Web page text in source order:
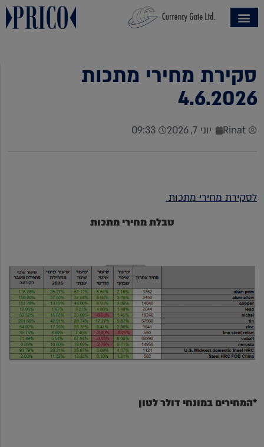
סקירת מחירי מתכות
4.6.2026
Rinat יוני 7, 2026 09:33
לסקירת מחירי מתכות
טבלת מחירי מתכות
*המחירים במונחי דולר לטון